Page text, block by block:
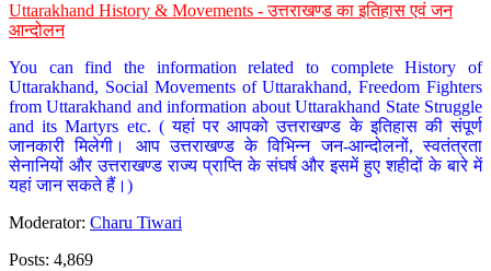
Uttarakhand History & Movements - उत्तराखण्ड का इतिहास एवं जन
आन्दोलन
You can find the information related to complete History of
Uttarakhand, Social Movements of Uttarakhand, Freedom Fighters
from Uttarakhand and information about Uttarakhand State Struggle
and its Martyrs etc. ( यहां पर आपको उत्तराखण्ड के इतिहास की संपूर्ण
जानकारी मिलेगी। आप उत्तराखण्ड के विभिन्न जन-आन्दोलनों, स्वतंत्रता
सेनानियों और उत्तराखण्ड राज्य प्राप्ति के संघर्ष और इसमें हुए शहीदों के बारे में
यहां जान सकते हैं।)
Moderator: Charu Tiwari
Posts: 4,869